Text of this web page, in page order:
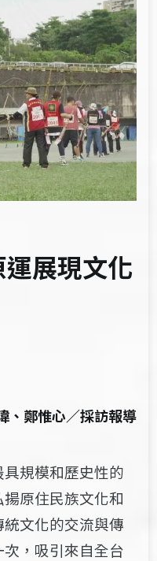
展現文化
、鄭惟心／採訪報導
具規模和歷史性的
揚原住民族文化和
統文化的交流與傳
次，吸引來自全台